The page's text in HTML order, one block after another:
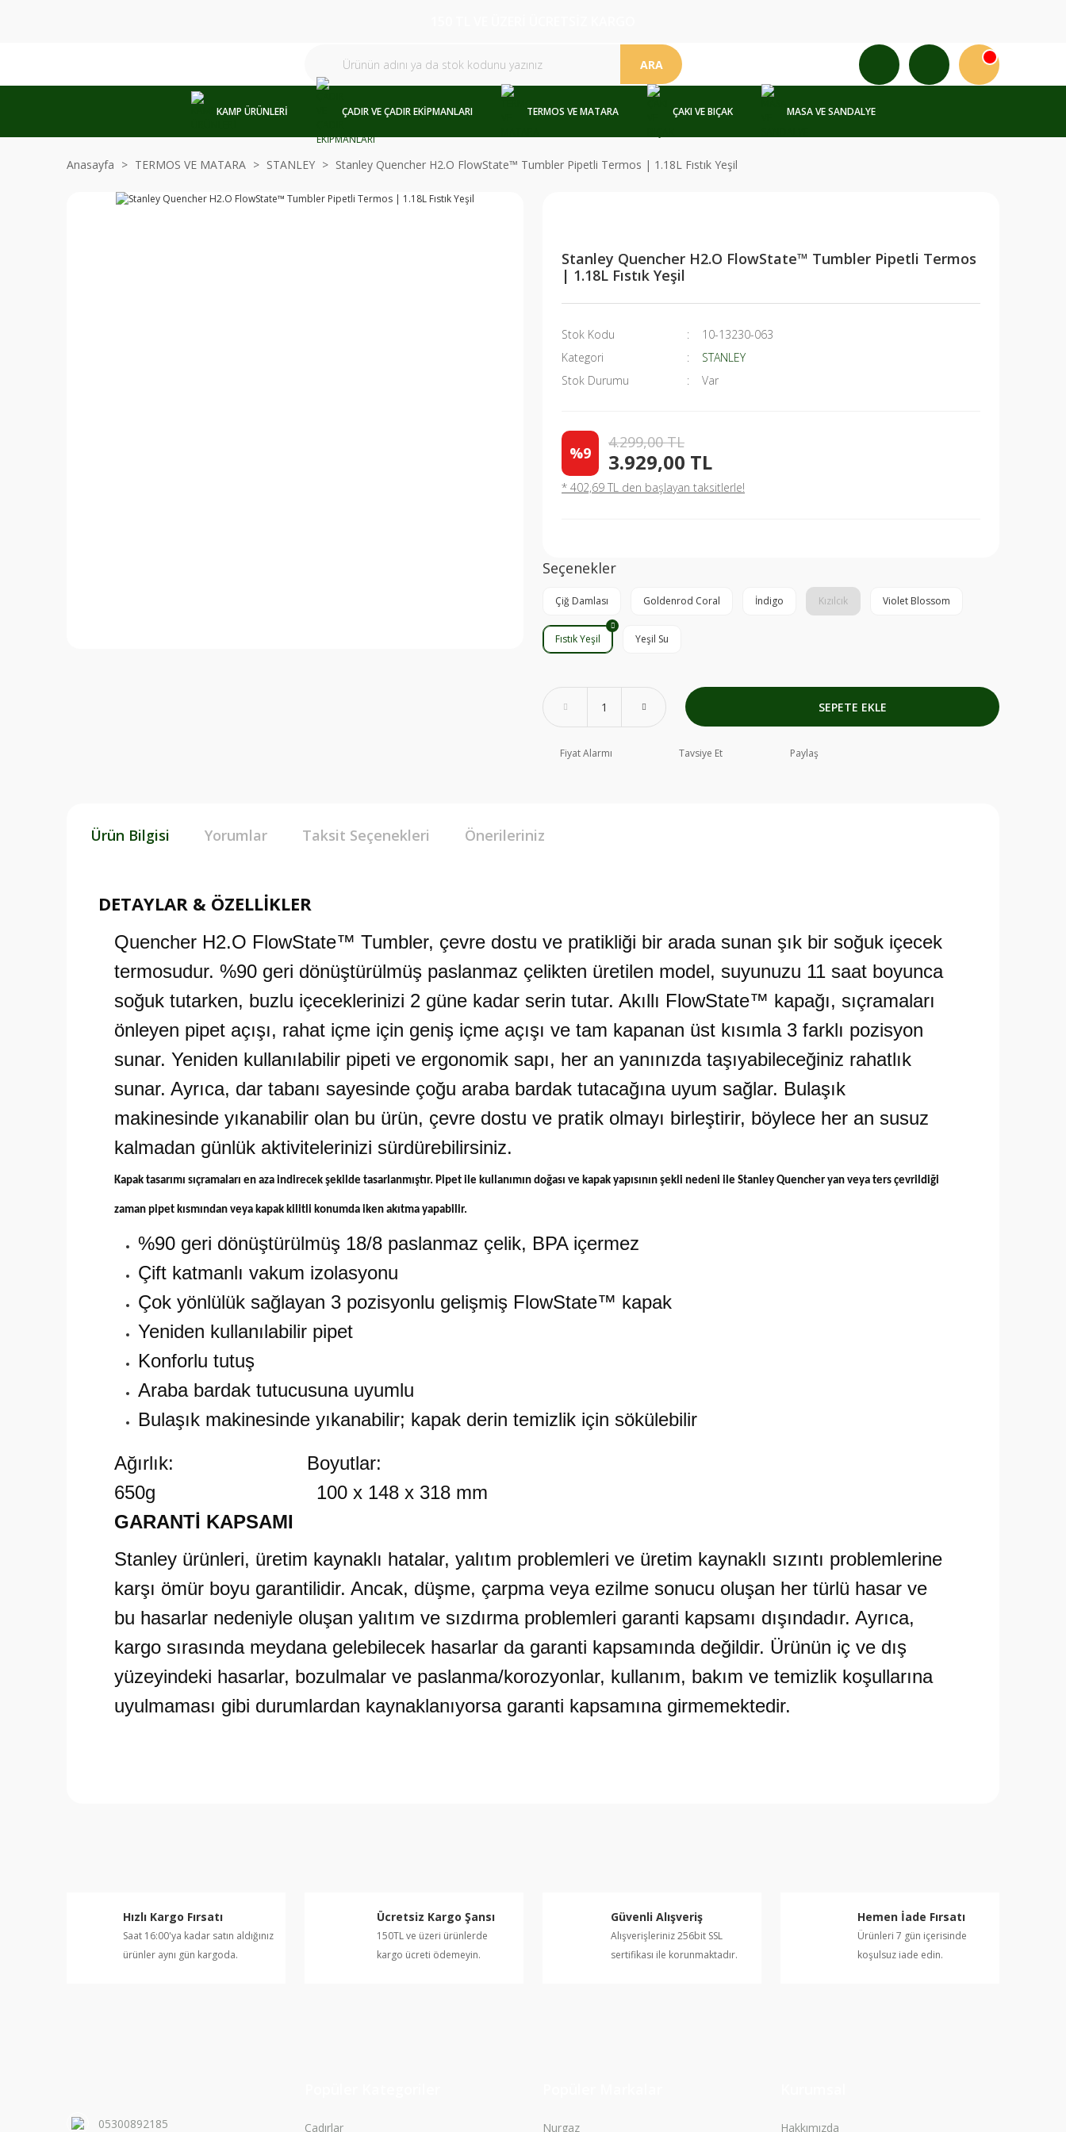
ARA
KAMP ÜRÜNLERİ ÇADIR VE ÇADIR EKİPMANLARI TERMOS VE MATARA ÇAKI VE BIÇAK MASA VE SANDALYE
Anasayfa TERMOS VE MATARA STANLEY Stanley Quencher H2.O FlowState™ Tumbler Pipetli Termos | 1.18L Fıstık Yeşil
Stanley Quencher H2.O FlowState™ Tumbler Pipetli Termos
| 1.18L Fıstık Yeşil
Stok Kodu
10-13230-063
Kategori
STANLEY
Stok Durumu
Var
%9
4.299,00 TL
3.929,00 TL
* 402,69 TL den başlayan taksitlerle!
Seçenekler
Çiğ Damlası Goldenrod Coral İndigo Kızılcık Violet Blossom
Fıstık Yeşil Yeşil Su
SEPETE EKLE
Fiyat Alarmı Tavsiye Et Paylaş
Ürün Bilgisi Yorumlar Taksit Seçenekleri Önerileriniz
DETAYLAR & ÖZELLİKLER
Quencher H2.O FlowState™ Tumbler, çevre dostu ve pratikliği bir arada sunan şık bir soğuk içecek
termosudur. %90 geri dönüştürülmüş paslanmaz çelikten üretilen model, suyunuzu 11 saat boyunca
soğuk tutarken, buzlu içeceklerinizi 2 güne kadar serin tutar. Akıllı FlowState™ kapağı, sıçramaları
önleyen pipet açışı, rahat içme için geniş içme açışı ve tam kapanan üst kısımla 3 farklı pozisyon
sunar. Yeniden kullanılabilir pipeti ve ergonomik sapı, her an yanınızda taşıyabileceğiniz rahatlık
sunar. Ayrıca, dar tabanı sayesinde çoğu araba bardak tutacağına uyum sağlar. Bulaşık
makinesinde yıkanabilir olan bu ürün, çevre dostu ve pratik olmayı birleştirir, böylece her an susuz
kalmadan günlük aktivitelerinizi sürdürebilirsiniz.
Kapak tasarımı sıçramaları en aza indirecek şekilde tasarlanmıştır. Pipet ile kullanımın doğası ve kapak yapısının şekli nedeni ile Stanley Quencher yan veya ters çevrildiği
zaman pipet kısmından veya kapak kilitli konumda iken akıtma yapabilir.
%90 geri dönüştürülmüş 18/8 paslanmaz çelik, BPA içermez
Çift katmanlı vakum izolasyonu
Çok yönlülük sağlayan 3 pozisyonlu gelişmiş FlowState™ kapak
Yeniden kullanılabilir pipet
Konforlu tutuş
Araba bardak tutucusuna uyumlu
Bulaşık makinesinde yıkanabilir; kapak derin temizlik için sökülebilir
Ağırlık: Boyutlar:
650g 100 x 148 x 318 mm
GARANTİ KAPSAMI
Stanley ürünleri, üretim kaynaklı hatalar, yalıtım problemleri ve üretim kaynaklı sızıntı problemlerine
karşı ömür boyu garantilidir. Ancak, düşme, çarpma veya ezilme sonucu oluşan her türlü hasar ve
bu hasarlar nedeniyle oluşan yalıtım ve sızdırma problemleri garanti kapsamı dışındadır. Ayrıca,
kargo sırasında meydana gelebilecek hasarlar da garanti kapsamında değildir. Ürünün iç ve dış
yüzeyindeki hasarlar, bozulmalar ve paslanma/korozyonlar, kullanım, bakım ve temizlik koşullarına
uyulmaması gibi durumlardan kaynaklanıyorsa garanti kapsamına girmemektedir.
Ürün fiyatı diğer sitelerden daha pahalı.
Hızlı Kargo Fırsatı
Saat 16:00'ya kadar satın aldığınız
ürünler aynı gün kargoda.
Ücretsiz Kargo Şansı
150TL ve üzeri ürünlerde
kargo ücreti ödemeyin.
Güvenli Alışveriş
Alışverişleriniz 256bit SSL
sertifikası ile korunmaktadır.
Hemen İade Fırsatı
Ürünleri 7 gün içerisinde
koşulsuz iade edin.
05300892185 Çadırlar Nurgaz Hakkımızda